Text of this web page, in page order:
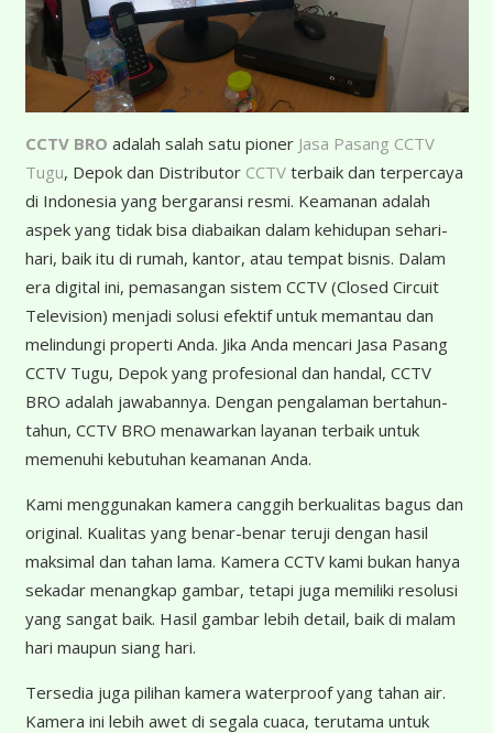
CCTV BRO adalah salah satu pioner Jasa Pasang CCTV
Tugu, Depok dan Distributor CCTVterbaik dan terpercaya
di Indonesia yang bergaransi resmi. Keamanan adalah
aspek yang tidak bisa diabaikan dalam kehidupan sehari-
hari, baik itu di rumah, kantor, atau tempat bisnis. Dalam
era digital ini, pemasangan sistem CCTV (Closed Circuit
Television) menjadi solusi efektif untuk memantau dan
melindungi properti Anda. Jika Anda mencari Jasa Pasang
CCTV Tugu, Depok yang profesional dan handal, CCTV
BRO adalah jawabannya. Dengan pengalaman bertahun-
tahun, CCTV BRO menawarkan layanan terbaik untuk
memenuhi kebutuhan keamanan Anda.
Kami menggunakan kamera canggih berkualitas bagus dan
original. Kualitas yang benar-benar teruji dengan hasil
maksimal dan tahan lama. Kamera CCTV kami bukan hanya
sekadar menangkap gambar, tetapi juga memiliki resolusi
yang sangat baik. Hasil gambar lebih detail, baik di malam
hari maupun siang hari.
Tersedia juga pilihan kamera waterproof yang tahan air.
Kamera ini lebih awet di segala cuaca, terutama untuk